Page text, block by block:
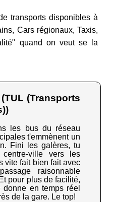
transports disponibles à
Cars régionaux, Taxis,
quand on veut se la
(Transports
les bus du réseau
t'emmènent un
Fini les galères, tu
ville vers les
vite fait bien fait avec
raisonnable
pour plus de facilité,
en temps réel
de la gare. Le top!